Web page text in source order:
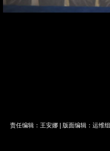
责任编辑：王安娜 | 版面编辑：运维组